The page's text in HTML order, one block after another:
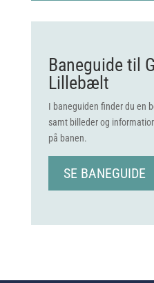
Baneguide til
Lillebælt
I baneguiden finder du en
samt billeder og
på banen.
SE BANEGUIDE